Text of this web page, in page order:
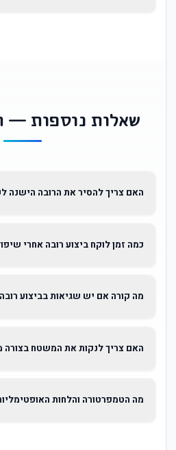
שאלות נוספות —
האם צריך להסיר את הרובה הישנה
כמה זמן לוקח ביצוע רובה אחרי
מה קורה אם יש שגיאות בביצוע
האם צריך לנקות את המשטח בצורה
מה הטמפרטורה והלחות